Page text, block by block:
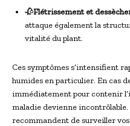
🥀Flétrissement et
attaque également la
vitalité du plant.
Ces symptômes s’intensifient
humides en particulier. En cas
immédiatement pour contenir
maladie devienne
recommandent de surveiller